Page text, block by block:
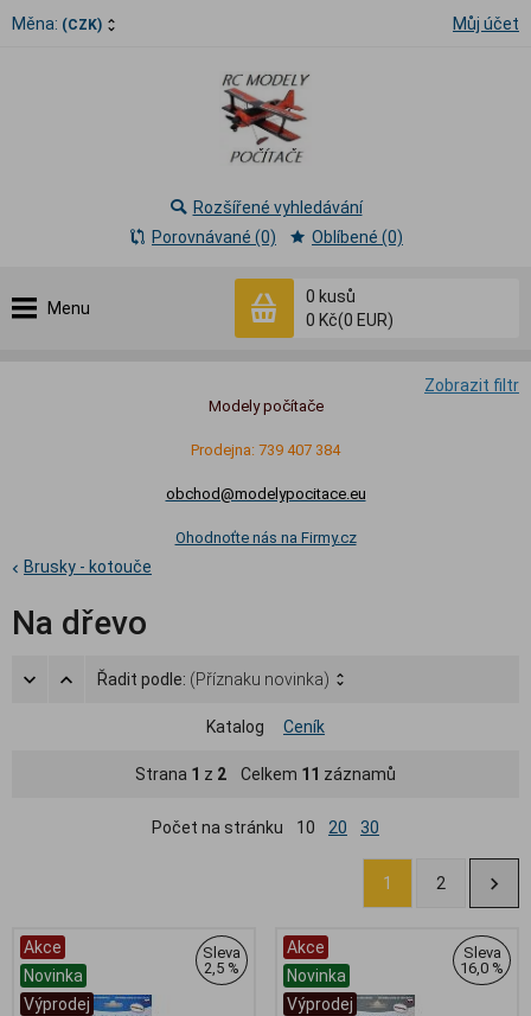
Měna: (CZK) Můj účet
Menu
0 kusů
0 Kč(0 EUR)
Rozšířené vyhledávání
Porovnávané (0)
Oblíbené (0)
Zobrazit filtr
Modely počítače
Prodejna: 739 407 384
obchod@modelypocitace.eu
Ohodnoťte nás na Firmy.cz
Brusky - kotouče
Na dřevo
Řadit podle: (Příznaku novinka)
Katalog Ceník
Strana 1 z 2 Celkem 11 záznamů
Počet na stránku 10 20 30
1 2
Akce
Novinka
Výprodej
Sleva
2,5 %
Akce
Novinka
Výprodej
Sleva
16,0 %